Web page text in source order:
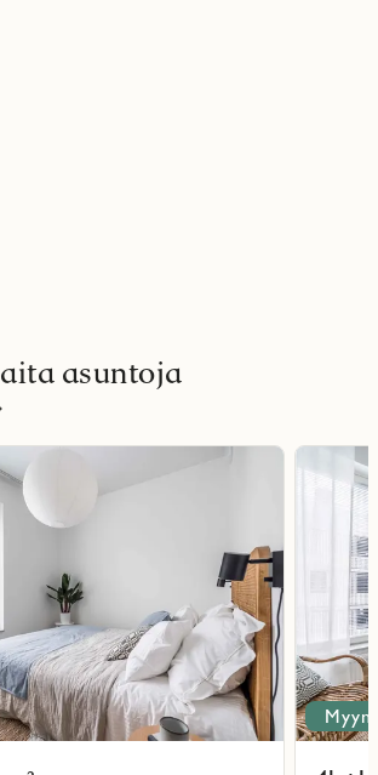
asuntoja
Lue
lisää
kohteesta